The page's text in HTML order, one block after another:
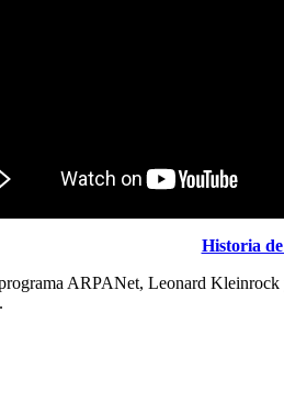
Historia
ARPANet, Leonard